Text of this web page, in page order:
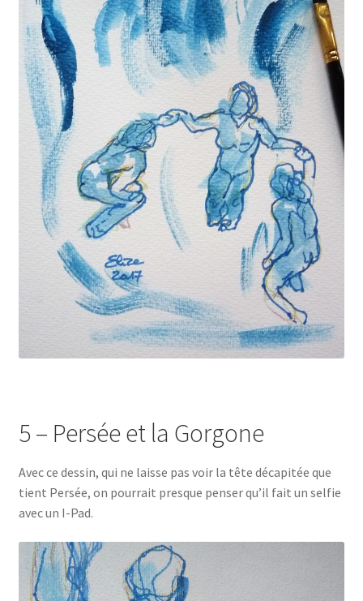
5 – Persée et la Gorgone
Avec ce dessin, qui ne laisse pas voir la tête décapitée que
tient Persée, on pourrait presque penser qu’il fait un selfie
avec un I-Pad.